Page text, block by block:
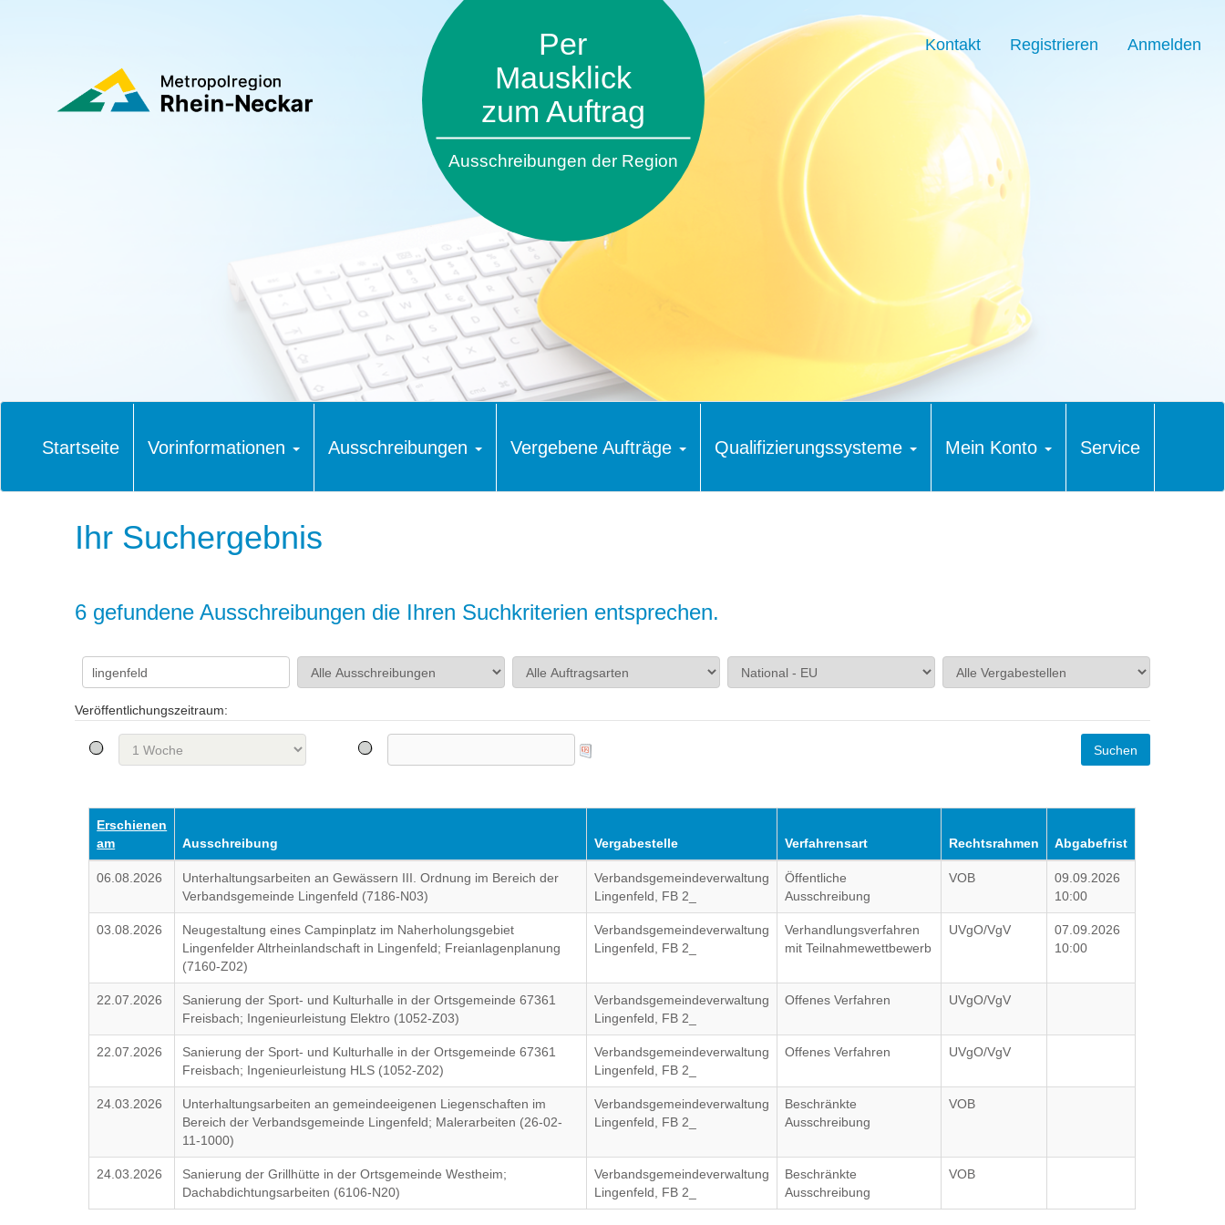
Per
Mausklick
zum Auftrag
Ausschreibungen der Region
Kontakt Registrieren Anmelden
Startseite Vorinformationen Ausschreibungen Vergebene Aufträge Qualifizierungssysteme Mein Konto Service
Ihr Suchergebnis
6 gefundene Ausschreibungen die Ihren Suchkriterien entsprechen.
Veröffentlichungszeitraum:
Erschienen
am
Ausschreibung Vergabestelle Verfahrensart Rechtsrahmen Abgabefrist
06.08.2026
Unterhaltungsarbeiten an Gewässern III. Ordnung im Bereich der
Verbandsgemeinde Lingenfeld (7186-N03)
Verbandsgemeindeverwaltung
Lingenfeld, FB 2_
Öffentliche
Ausschreibung
VOB
09.09.2026
10:00
03.08.2026
Neugestaltung eines Campinplatz im Naherholungsgebiet
Lingenfelder Altrheinlandschaft in Lingenfeld; Freianlagenplanung
(7160-Z02)
Verbandsgemeindeverwaltung
Lingenfeld, FB 2_
Verhandlungsverfahren
mit Teilnahmewettbewerb
UVgO/VgV
07.09.2026
10:00
22.07.2026
Sanierung der Sport- und Kulturhalle in der Ortsgemeinde 67361
Freisbach; Ingenieurleistung Elektro (1052-Z03)
Verbandsgemeindeverwaltung
Lingenfeld, FB 2_
Offenes Verfahren UVgO/VgV
22.07.2026
Sanierung der Sport- und Kulturhalle in der Ortsgemeinde 67361
Freisbach; Ingenieurleistung HLS (1052-Z02)
Verbandsgemeindeverwaltung
Lingenfeld, FB 2_
Offenes Verfahren UVgO/VgV
24.03.2026
Unterhaltungsarbeiten an gemeindeeigenen Liegenschaften im
Bereich der Verbandsgemeinde Lingenfeld; Malerarbeiten (26-02-
11-1000)
Verbandsgemeindeverwaltung
Lingenfeld, FB 2_
Beschränkte
Ausschreibung
VOB
24.03.2026
Sanierung der Grillhütte in der Ortsgemeinde Westheim;
Dachabdichtungsarbeiten (6106-N20)
Verbandsgemeindeverwaltung
Lingenfeld, FB 2_
Beschränkte
Ausschreibung
VOB